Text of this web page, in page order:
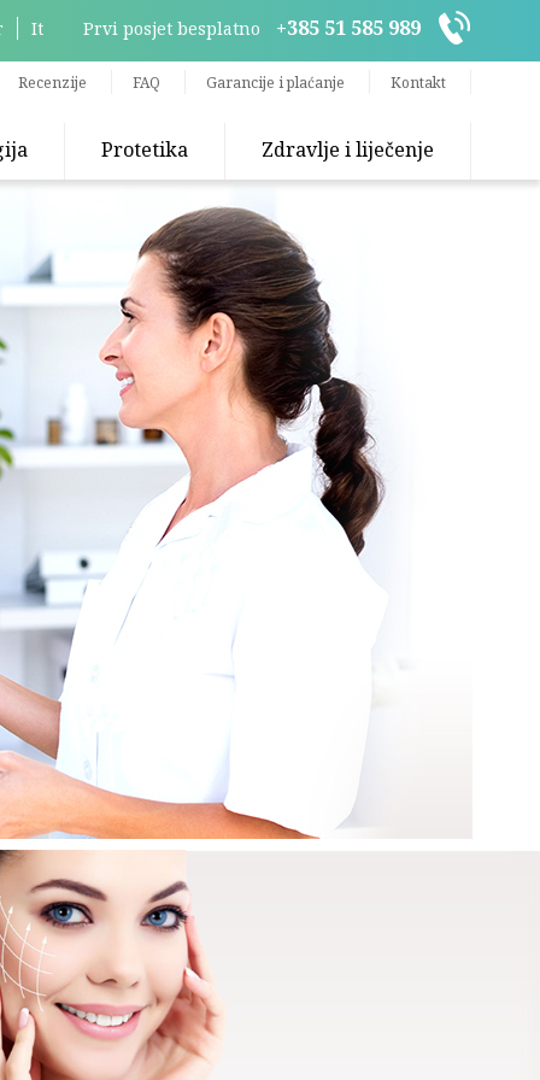
It Prvi posjet besplatno +385 51 585 989
Recenzije FAQ Garancije i plaćanje Kontakt
Protetika Zdravlje i liječenje